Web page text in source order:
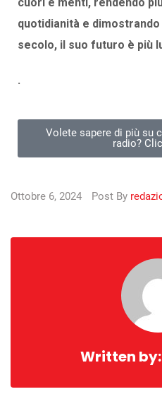
quotidianità e
secolo, il suo futuro è più
.
Volete sapere di più su
radio?
Ottobre 6, 2024 Post By
Written by: